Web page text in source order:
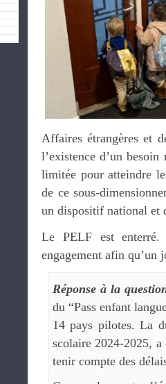
Affaires étrangères et
l’existence d’un
limitée pour atteindre
de ce sous-
un dispositif national et
Le PELF est enterré.
engagement afin qu’un
Réponse à la
du “Pass enfant
14 pays pilotes. La
scolaire 2024-2025, a
tenir compte des